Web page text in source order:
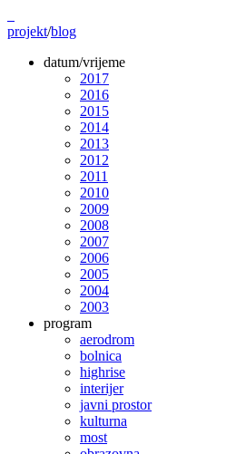
projekt/blog
datum/vrijeme
2017
2016
2015
2014
2013
2012
2011
2010
2009
2008
2007
2006
2005
2004
2003
program
aerodrom
bolnica
highrise
interijer
javni prostor
kulturna
most